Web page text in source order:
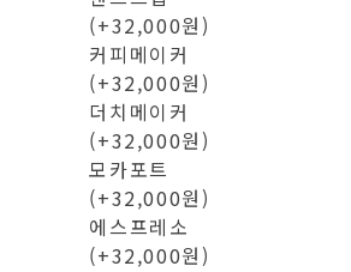
(+32,000원)
커피메이커
(+32,000원)
더치메이커
(+32,000원)
모카포트
(+32,000원)
에스프레소
(+32,000원)